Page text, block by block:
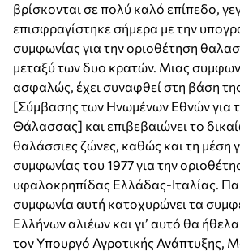
βρίσκονται σε πολύ καλό επίπεδο,
επισφραγίστηκε σήμερα με την
συμφωνίας για την οριοθέτηση
μεταξύ των δυο κρατών. Μιας
ασφαλώς, έχει συναφθεί στη βάση
[Σύμβασης των Ηνωμένων Εθνών για
Θάλασσας] και επιβεβαιώνει το
θαλάσσιες ζώνες, καθώς και τη μέση
συμφωνίας του 1977 για την
υφαλοκρηπίδας Ελλάδας-Ιταλίας.
συμφωνία αυτή κατοχυρώνει τα
Ελλήνων αλιέων και γι’ αυτό θα
τον Υπουργό Αγροτικής Ανάπτυξης,